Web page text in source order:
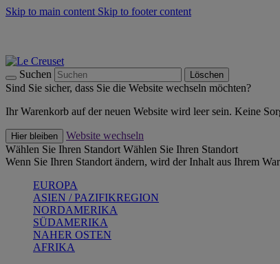
Skip to main content Skip to footer content
Suchen Löschen
Sind Sie sicher, dass Sie die Website wechseln möchten?
Ihr Warenkorb auf der neuen Website wird leer sein. Keine
Hier bleiben
Website wechseln
Wählen Sie Ihren Standort Wählen Sie Ihren Standort
Wenn Sie Ihren Standort ändern, wird der Inhalt aus Ihrem
EUROPA
ASIEN / PAZIFIKREGION
NORDAMERIKA
SÜDAMERIKA
NAHER OSTEN
AFRIKA